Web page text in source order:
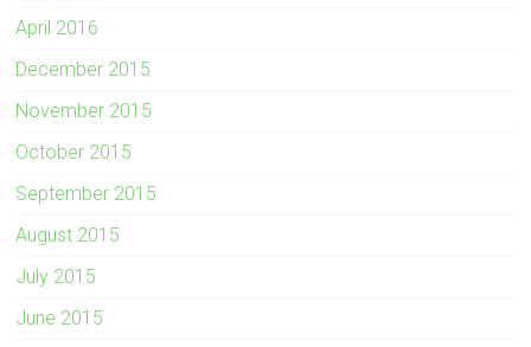
April 2016
December 2015
November 2015
October 2015
September 2015
August 2015
July 2015
June 2015